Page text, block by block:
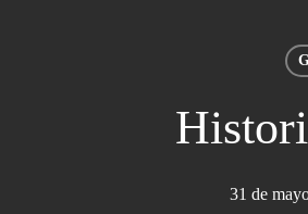
2 aceitunas, 1 piparra, 1 anchoa y 1 boquerón
31 de